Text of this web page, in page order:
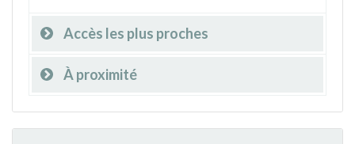
Accès les plus proches
À proximité